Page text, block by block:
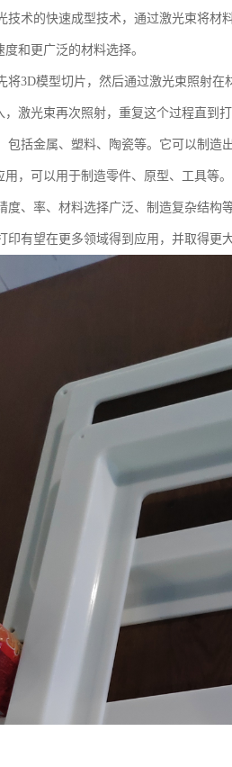
技术的快速成型技术，通过激光束将
和更广泛的材料选择。
将3D模型切片，然后通过激光束照射
，激光束再次照射，重复这个过程直到打
包括金属、塑料、陶瓷等。它可以制造
，可以用于制造零件、原型、工具等。
度、率、材料选择广泛、制造复杂结
印有望在更多领域得到应用，并取得更大